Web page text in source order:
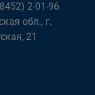
2-01-96
обл., г.
21